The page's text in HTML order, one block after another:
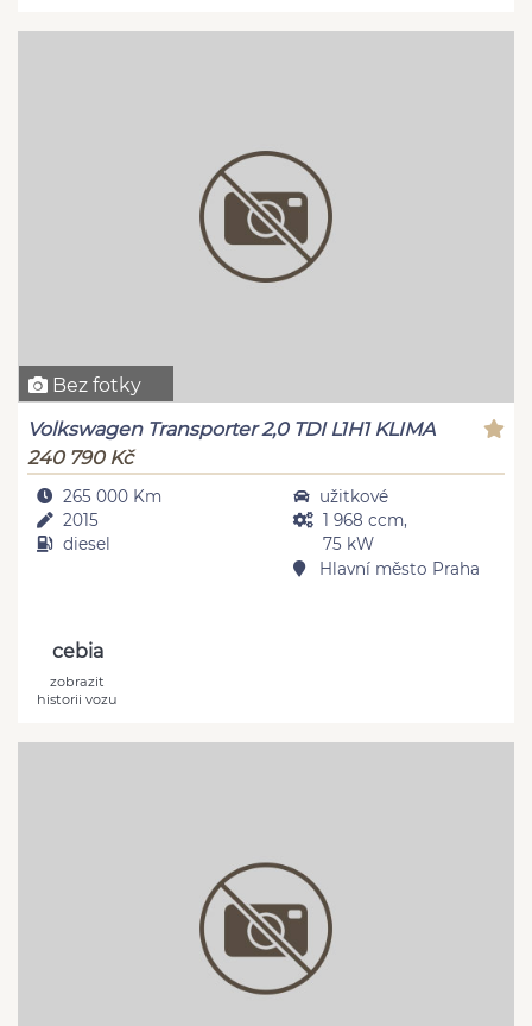
Bez fotky
Volkswagen Transporter 2,0 TDI L1H1 KLIMA
240 790 Kč
265 000 Km
2015
diesel
užitkové
1 968 ccm,
75 kW
Hlavní město Praha
cebia
zobrazit
historii vozu